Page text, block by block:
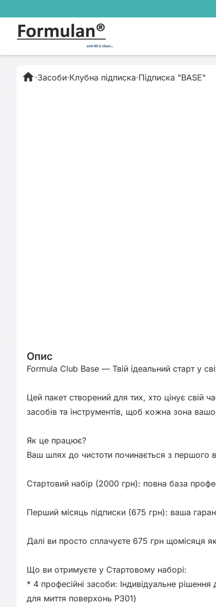
⋅Засоби⋅Клубна підписка⋅Підписка "BASE"
Опис
Formula Club Base — Твій ідеальний старт у
Цей пакет створений для тих, хто цінує свій
засобів та інструментів, щоб кожна зона
Як це працює?
Ваш шлях до чистоти починається з
Стартовий набір (2000 грн): повна база
Перший місяць підписки (675 грн): ваша
Далі ви просто сплачуєте 675 грн щомісяця
Що ви отримуєте у Стартовому наборі:
* 4 професійні засоби: Індивідуальне
для миття поверхонь P301)